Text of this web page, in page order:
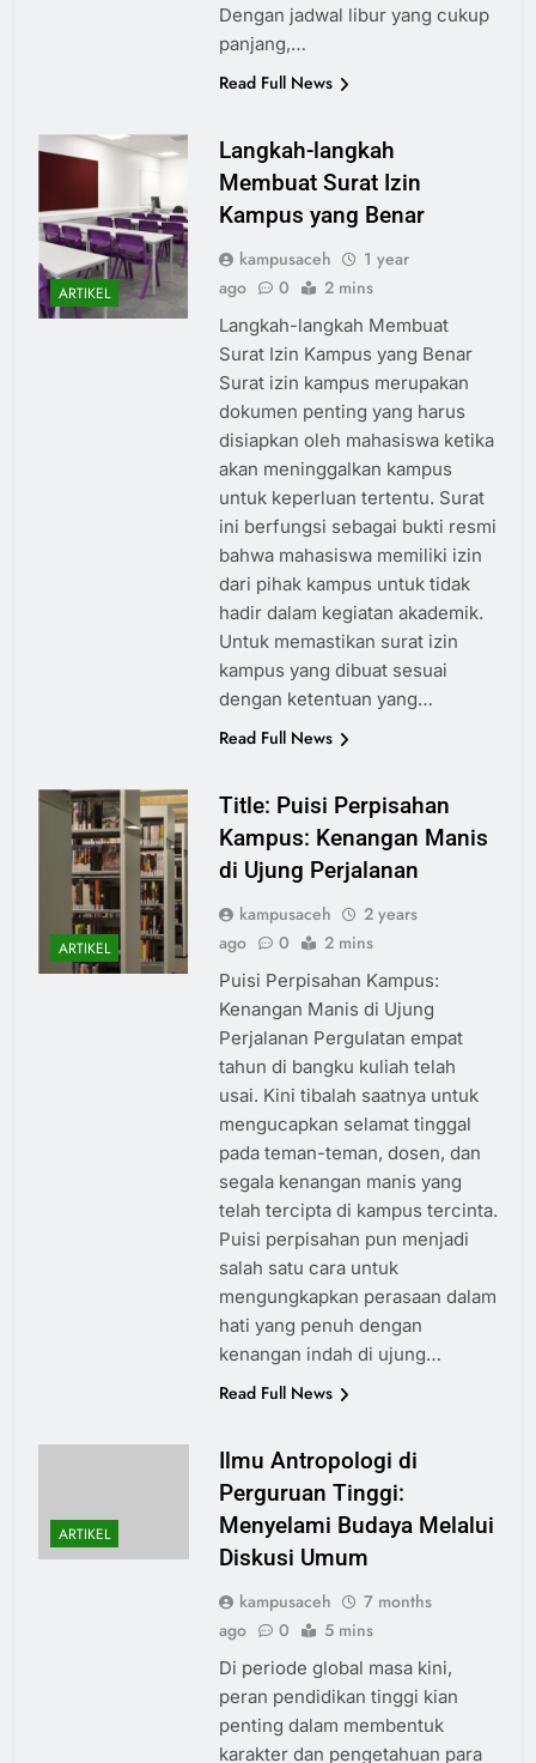
Dengan jadwal libur yang cukup
panjang,…
Read Full News
ARTIKEL
Langkah-langkah
Membuat Surat Izin
Kampus yang Benar
kampusaceh
1 year
ago
0 2 mins
Langkah-langkah Membuat
Surat Izin Kampus yang Benar
Surat izin kampus merupakan
dokumen penting yang harus
disiapkan oleh mahasiswa ketika
akan meninggalkan kampus
untuk keperluan tertentu. Surat
ini berfungsi sebagai bukti resmi
bahwa mahasiswa memiliki izin
dari pihak kampus untuk tidak
hadir dalam kegiatan akademik.
Untuk memastikan surat izin
kampus yang dibuat sesuai
dengan ketentuan yang…
Read Full News
ARTIKEL
Title: Puisi Perpisahan
Kampus: Kenangan Manis
di Ujung Perjalanan
kampusaceh
2 years
ago
0 2 mins
Puisi Perpisahan Kampus:
Kenangan Manis di Ujung
Perjalanan Pergulatan empat
tahun di bangku kuliah telah
usai. Kini tibalah saatnya untuk
mengucapkan selamat tinggal
pada teman-teman, dosen, dan
segala kenangan manis yang
telah tercipta di kampus tercinta.
Puisi perpisahan pun menjadi
salah satu cara untuk
mengungkapkan perasaan dalam
hati yang penuh dengan
kenangan indah di ujung…
Read Full News
ARTIKEL
Ilmu Antropologi di
Perguruan Tinggi:
Menyelami Budaya Melalui
Diskusi Umum
kampusaceh
7 months
ago
0 5 mins
Di periode global masa kini,
peran pendidikan tinggi kian
penting dalam membentuk
karakter dan pengetahuan para